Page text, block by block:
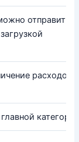
отправить
расходов